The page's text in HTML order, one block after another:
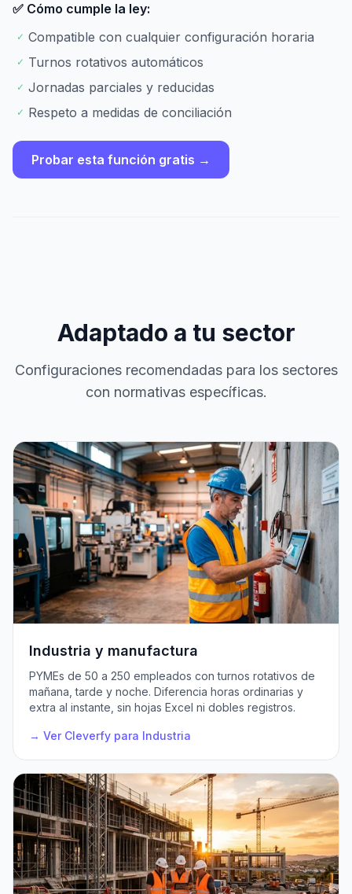
✅ Cómo cumple la ley:
✓ Compatible con cualquier configuración horaria
✓ Turnos rotativos automáticos
✓ Jornadas parciales y reducidas
✓ Respeto a medidas de conciliación
Probar esta función gratis →
Adaptado a tu sector
Configuraciones recomendadas para los sectores
con normativas específicas.
Industria y manufactura
PYMEs de 50 a 250 empleados con turnos rotativos de
mañana, tarde y noche. Diferencia horas ordinarias y
extra al instante, sin hojas Excel ni dobles registros.
→ Ver Cleverfy para Industria